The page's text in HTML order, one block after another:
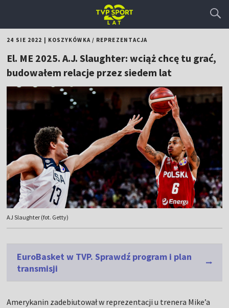
24 SIE 2022 KOSZYKÓWKA/ REPREZENTACJA
El. ME 2025. A.J. Slaughter: wciąż chcę tu grać,
budowałem relacje przez siedem lat
AJ Slaughter (fot. Getty)
EuroBasket w TVP. Sprawdź program i plan
transmisji
Amerykanin zadebiutował w reprezentacji u trenera Mike’a